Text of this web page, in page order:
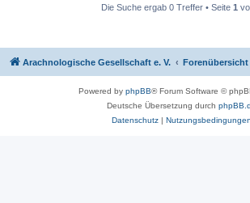
Die Suche ergab 0 Treffer • Seite 1
Arachnologische Gesellschaft e. V. Forenübersicht
Powered by phpBB® Forum Software ©
Deutsche Übersetzung durch
Datenschutz| Nutzungsbedingungen